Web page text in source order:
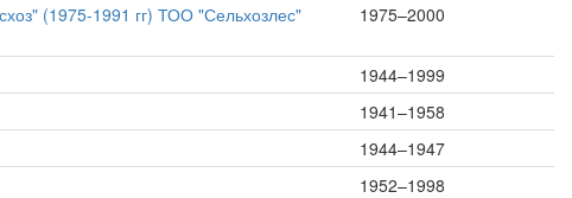
(1975-1991 гг) ТОО "Сельхозлес"
1975–2000
1944–1999
1941–1958
1944–1947
1952–1998